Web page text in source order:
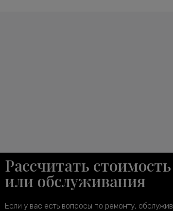
Рассчитать
или обслуживания
Если у вас есть вопросы по ремонту,